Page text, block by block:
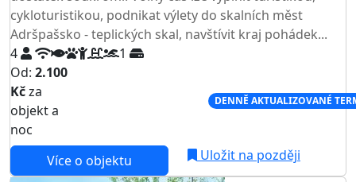
cykloturistikou, podnikat výlety do skalních měst
Adršpašsko - teplických skal, navštívit kraj pohádek...
4
1
Od: 2.100
Kčza
objekt a
noc
DENNĚ AKTUALIZOVANÉ
Více o objektu Uložit na později